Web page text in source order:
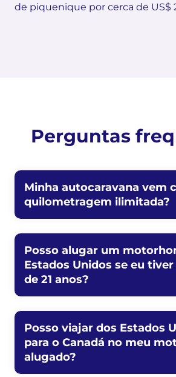
de piquenique por cerca de US$
Perguntas
Minha autocaravana vem
quilometragem ilimitada?
Posso alugar um
Estados Unidos se eu
de 21 anos?
Posso viajar dos Estados
para o Canadá no meu
alugado?